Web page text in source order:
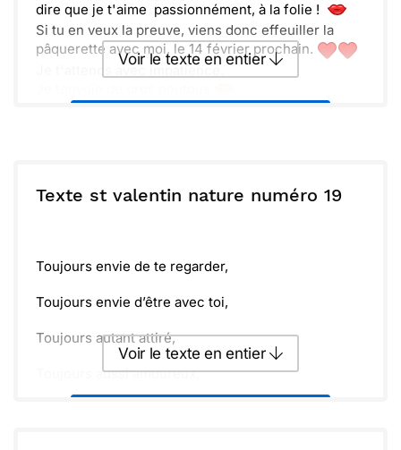
dire que je t'aime passionnément, à la folie !
Si tu en veux la preuve, viens donc effeuiller la
pâquerette avec moi, le 14 février prochain.
Je t'attends avec impatience.
Voir le texte en entier
Envoyer Envoyer via Whatsapp
Texte st valentin nature numéro 19
Toujours envie de te regarder,
Toujours envie d’être avec toi,
Toujours autant attiré,
Toujours aussi amoureux,
Voir le texte en entier